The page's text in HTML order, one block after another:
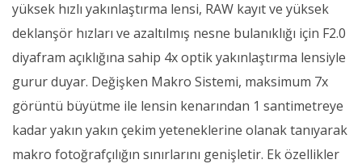
yüksek hızlı yakınlaştırma lensi, RAW kayıt ve yüksek
deklanşör hızları ve azaltılmış nesne bulanıklığı için F2.0
diyafram açıklığına sahip 4x optik yakınlaştırma lensiyle
gurur duyar. Değişken Makro Sistemi, maksimum 7x
görüntü büyütme ile lensin kenarından 1 santimetreye
kadar yakın yakın çekim yeteneklerine olanak tanıyarak
makro fotoğrafçılığın sınırlarını genişletir. Ek özellikler